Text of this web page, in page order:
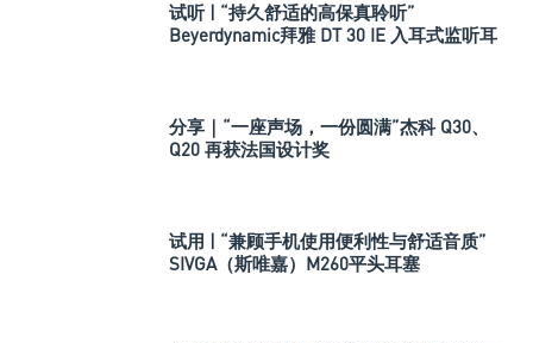
试听 | “持久舒适的高保真聆听”
Beyerdynamic拜雅 DT 30 IE 入耳式监听耳
分享｜“一座声场，一份圆满”杰科 Q30、
Q20 再获法国设计奖
试用 | “兼顾手机使用便利性与舒适音质”
SIVGA（斯唯嘉）M260平头耳塞